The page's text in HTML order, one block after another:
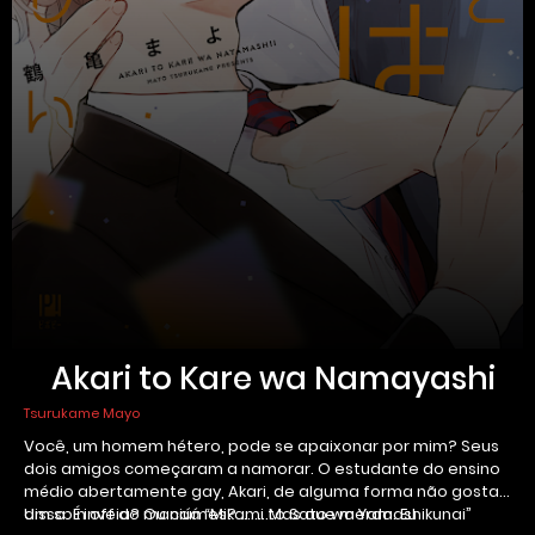
Akari to Kare wa Namayashi
Tsurukame Mayo
Você, um homem hétero, pode se apaixonar por mim? Seus
dois amigos começaram a namorar. O estudante do ensino
médio abertamente gay, Akari, de alguma forma não gosta
disso. É inveja? Ou ciúmes? ……..Mas que merda. Eu
Um spin off do mangá “Mikami to Sato wa Yamashikunai”